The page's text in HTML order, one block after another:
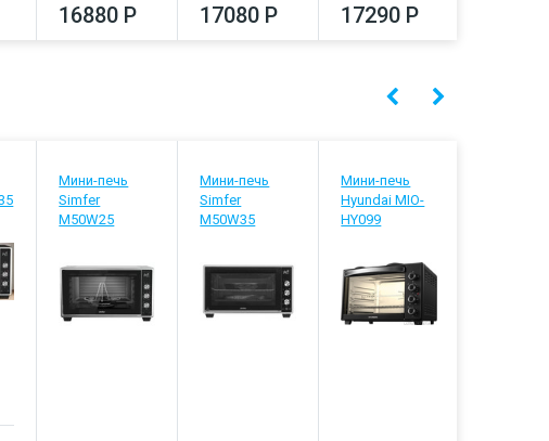
16880 Р 17080 Р 17290 Р
Мини-печь
Simfer
M50W25
Мини-печь
Simfer
M50W35
Мини-печь
Hyundai MIO-
HY099